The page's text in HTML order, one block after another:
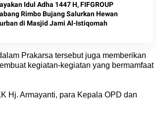
Idul Adha 1447 H, FIFGROUP
Rimbo Bujang Salurkan Hewan
di Masjid Jami Al-Istiqomah
Prakarsa tersebut juga memberikan
kegiatan-kegiatan yang bermamfaat
Hj. Armayanti, para Kepala OPD dan